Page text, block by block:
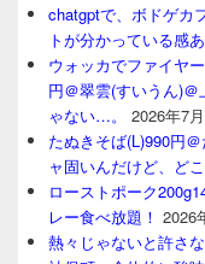
chatgptで、ボドゲカ
トが分かっている感あ
ウォッカでファイヤ
円＠翠雲(すいうん)
ゃない…。
2026年7
たぬきそば(L)990円
ャ固いんだけど、ど
ローストポーク
レー食べ放題！ 2026
熱々じゃないと許さ